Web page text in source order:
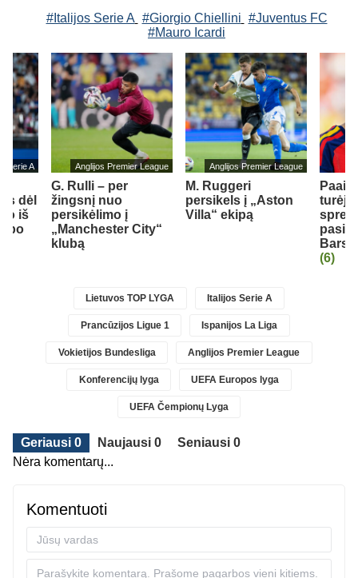
#Italijos Serie A #Giorgio Chiellini #Juventus FC
#Mauro Icardi
Serie A
dėl
iš
Anglijos Premier League
G. Rulli – per
žingsnį nuo
persikėlimo į
„Manchester City“
klubą
Anglijos Premier League
M. Ruggeri
persikels į „Aston
Villa“ ekipą
turėjo
(6)
Lietuvos TOP LYGA Italijos Serie A
Prancūzijos Ligue 1 Ispanijos La Liga
Vokietijos Bundesliga Anglijos Premier League
Konferencijų lyga UEFA Europos lyga
UEFA Čempionų Lyga
Geriausi 0 Naujausi 0
Seniausi 0
Nėra komentarų...
Komentuoti